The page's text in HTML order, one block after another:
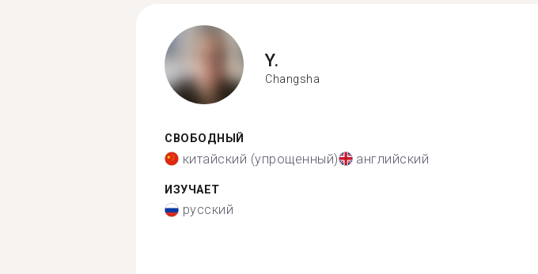
Y.
Changsha
СВОБОДНЫЙ
китайский (упрощенный) английский
ИЗУЧАЕТ
русский